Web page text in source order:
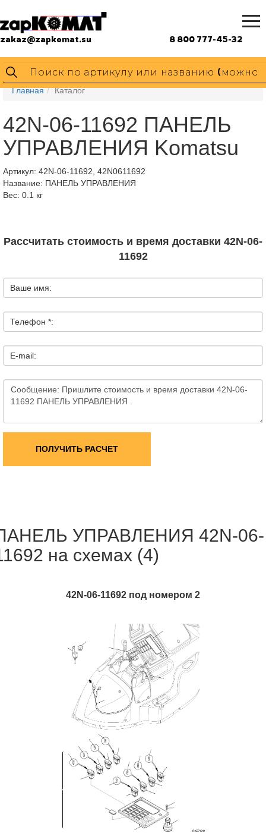
zakaz@zapkomat.su 8 800 777-45-32
Главная Каталог
42N-06-11692 ПАНЕЛЬ
УПРАВЛЕНИЯ Komatsu
Артикул: 42N-06-11692, 42N0611692
Название: ПАНЕЛЬ УПРАВЛЕНИЯ
Вес: 0.1 кг
Рассчитать стоимость и время доставки 42N-06-
11692
Ваше имя:
Телефон *:
E-mail:
ПОЛУЧИТЬ РАСЧЕТ
УПРАВЛЕНИЯ 42N-06-
на схемах (4)
42N-06-11692 под номером 2